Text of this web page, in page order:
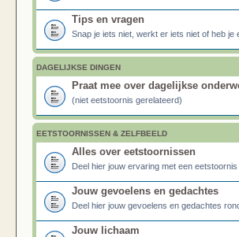
Tips en vragen
Snap je iets niet, werkt er iets niet of heb
DAGELIJKSE DINGEN
Praat mee over dagelijkse
(niet eetstoornis gerelateerd)
EETSTOORNISSEN & ZELFBEELD
Alles over eetstoornissen
Deel hier jouw ervaring met een
Jouw gevoelens en gedachtes
Deel hier jouw gevoelens en gedachtes
Jouw lichaam